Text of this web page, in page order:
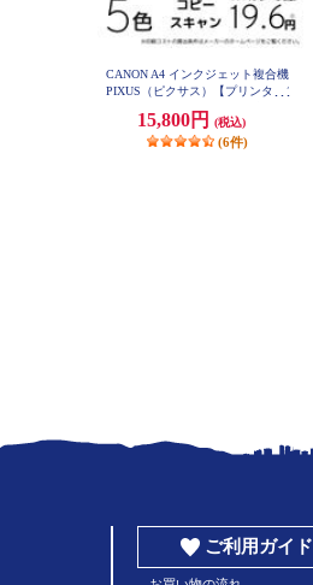
CANON A4 インクジェット複合機
PIXUS（ピクサス）【プリンター/
ク】 PIXUSTS7530WH
15,800円 (税込)
(6件)
ご利用ガイド